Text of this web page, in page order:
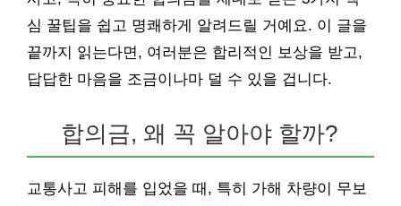
심 꿀팁을 쉽고 명쾌하게 알려드릴 거예요. 이 글을
끝까지 읽는다면, 여러분은 합리적인 보상을 받고,
답답한 마음을 조금이나마 덜 수 있을 겁니다.
합의금, 왜 꼭 알아야 할까?
교통사고 피해를 입었을 때, 특히 가해 차량이 무보